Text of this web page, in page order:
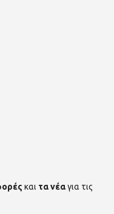
και τα νέαγια τις